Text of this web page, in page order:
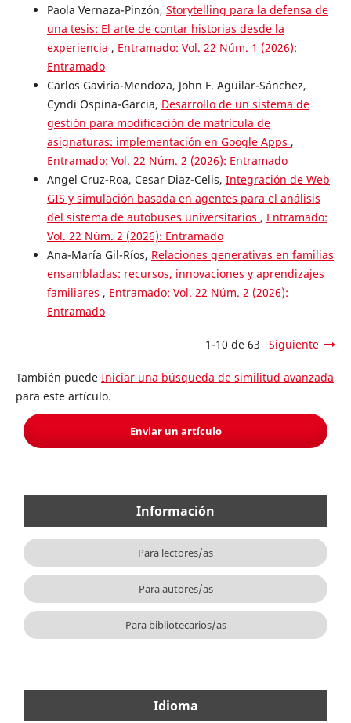
Paola Vernaza-Pinzón, Storytelling para la defensa de
una tesis: El arte de contar historias desde la
experiencia , Entramado: Vol. 22 Núm. 1 (2026):
Entramado
Carlos Gaviria-Mendoza, John F. Aguilar-Sánchez,
Cyndi Ospina-Garcia, Desarrollo de un sistema de
gestión para modificación de matrícula de
asignaturas: implementación en Google Apps ,
Entramado: Vol. 22 Núm. 2 (2026): Entramado
Angel Cruz-Roa, Cesar Diaz-Celis, Integración de Web
GIS y simulación basada en agentes para el análisis
del sistema de autobuses universitarios , Entramado:
Vol. 22 Núm. 2 (2026): Entramado
Ana-María Gil-Ríos, Relaciones generativas en familias
ensambladas: recursos, innovaciones y aprendizajes
familiares , Entramado: Vol. 22 Núm. 2 (2026):
Entramado
1-10 de 63 Siguiente
También puede Iniciar una búsqueda de similitud avanzada
para este artículo.
Enviar un artículo
Información
Para lectores/as
Para autores/as
Para bibliotecarios/as
Idioma